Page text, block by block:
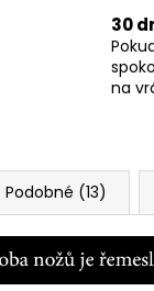
30
na
Podobné (13)